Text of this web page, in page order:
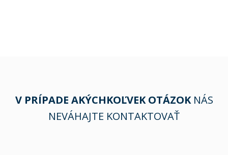
V PRÍPADE AKÝCHKOĽVEK OTÁZOKNÁS
NEVÁHAJTE KONTAKTOVAŤ